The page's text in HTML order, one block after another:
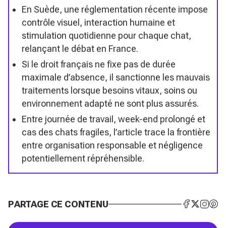
En Suède, une réglementation récente impose
contrôle visuel, interaction humaine et
stimulation quotidienne pour chaque chat,
relançant le débat en France.
Si le droit français ne fixe pas de durée
maximale d’absence, il sanctionne les mauvais
traitements lorsque besoins vitaux, soins ou
environnement adapté ne sont plus assurés.
Entre journée de travail, week-end prolongé et
cas des chats fragiles, l’article trace la frontière
entre organisation responsable et négligence
potentiellement répréhensible.
PARTAGE CE CONTENU